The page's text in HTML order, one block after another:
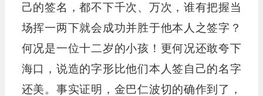
己的签名，都不下千次、万次，谁有把握当
场挥一两下就会成功并胜于他本人之签字？
何况是一位十二岁的小孩！更何况还敢夸下
海口，说造的字形比他们本人签自己的名字
还美。事实证明，金巴仁波切的确作到了，